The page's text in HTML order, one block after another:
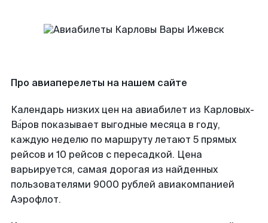
Про авиаперелеты на нашем сайте
Календарь низких цен на авиабилет из Карловых-
Ва́ров показывает выгодные месяца в году,
каждую неделю по маршруту летают 5 прямых
рейсов и 10 рейсов с пересадкой. Цена
варьируется, самая дорогая из найденных
пользователями 9000 рублей авиакомпанией
Аэрофлот.